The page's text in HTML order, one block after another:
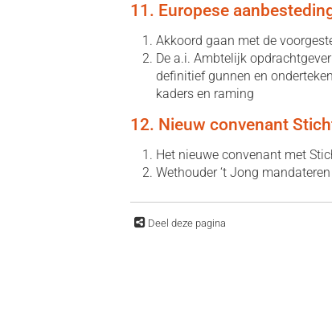
11. Europese
Akkoord gaan met de
De a.i. Ambtelijk
definitief gunnen en
kaders en raming
12. Nieuw convenant
Het nieuwe convenant met
Wethouder ‘t Jong
Deel deze pagina